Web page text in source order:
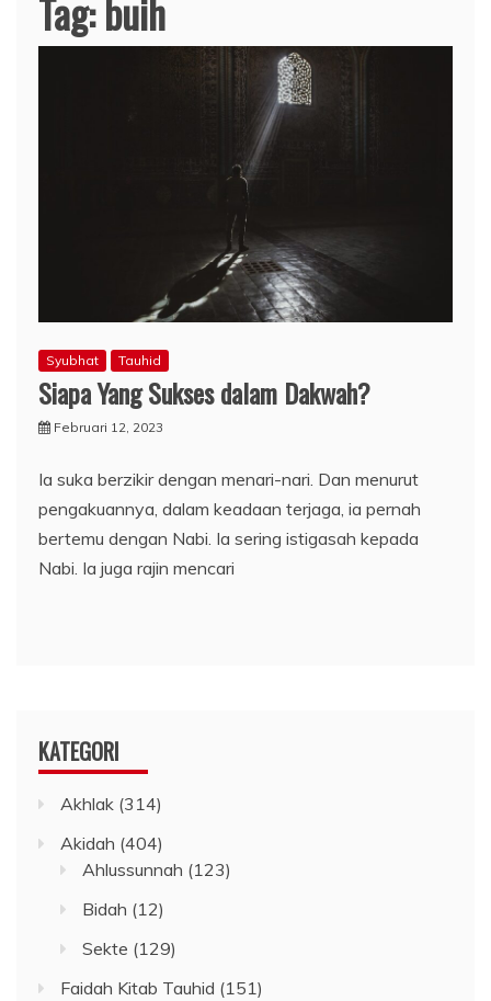
Tag:buih
Syubhat Tauhid
Siapa Yang Sukses dalam Dakwah?
Februari 12, 2023
Ia suka berzikir dengan menari-nari. Dan menurut
pengakuannya, dalam keadaan terjaga, ia pernah
bertemu dengan Nabi. Ia sering istigasah kepada
Nabi. Ia juga rajin mencari
KATEGORI
Akhlak (314)
Akidah (404)
Ahlussunnah (123)
Bidah (12)
Sekte (129)
Faidah Kitab Tauhid (151)